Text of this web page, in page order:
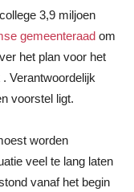
3,9 miljoen
gemeenteraad om
het plan voor het
Verantwoordelijk
voorstel ligt.
worden
veel te lang laten
vanaf het begin